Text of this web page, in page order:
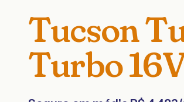
Tucson
Turbo